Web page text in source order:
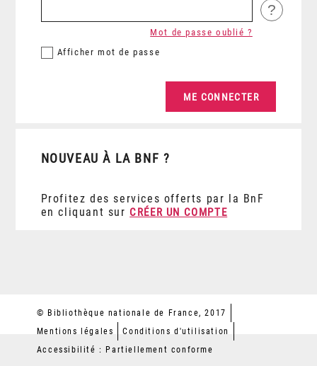
?
Afficher mot de passe
Mot de passe oublié ?
NOUVEAU À LA BNF ?
Profitez des services offerts par la BnF
en cliquant sur CRÉER UN COMPTE
© Bibliothèque nationale de France, 2017
Mentions légales
Conditions d'utilisation
Accessibilité : Partiellement conforme